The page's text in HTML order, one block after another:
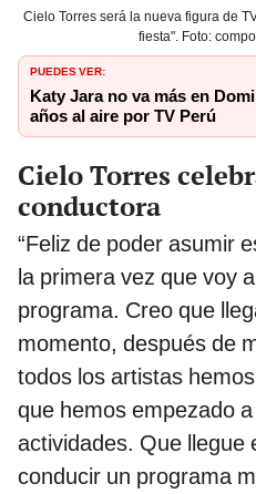
Cielo Torres será la nueva figura de
fiesta". Foto:
PUEDES VER:
Katy Jara no va más en
años al aire por TV Perú
Cielo Torres
conductora
“Feliz de poder asumir
la primera vez que voy
programa. Creo que
momento, después de
todos los artistas
que hemos empezado
actividades. Que llegue
conducir un programa